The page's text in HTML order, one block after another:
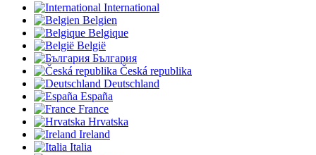
International
Belgien
Belgique
België
България
Česká republika
Deutschland
España
France
Hrvatska
Ireland
Italia